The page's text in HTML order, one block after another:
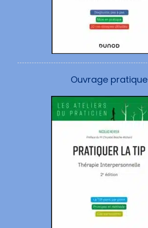
Ouvrage pratique